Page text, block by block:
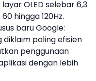
OLED selebar 6,3
hingga 120Hz.
baruGoogle:
diklaim paling efisien
penggunaan
dengan lebih